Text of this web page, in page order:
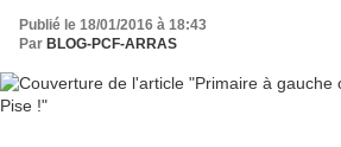
Publié le 18/01/2016 à 18:43
Par BLOG-PCF-ARRAS